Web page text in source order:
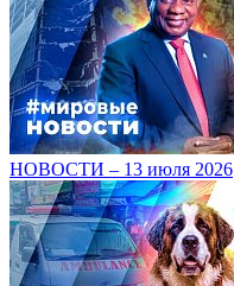
НОВОСТИ – 13 июля 2026